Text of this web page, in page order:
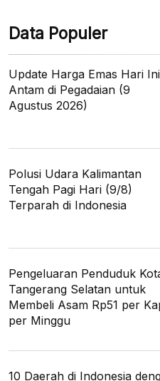
Data Populer
Update Harga Emas Hari Ini
Antam di Pegadaian (9
Agustus 2026)
Polusi Udara Kalimantan
Tengah Pagi Hari (9/8)
Terparah di Indonesia
Pengeluaran Penduduk
Tangerang Selatan untuk
Membeli Asam Rp51 per
per Minggu
10 Daerah di Indonesia